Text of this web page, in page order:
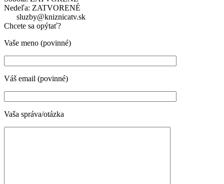
Nedeľa: ZATVORENÉ
sluzby@kniznicatv.sk
Chcete sa opýtať?
Vaše meno (povinné)
Váš email (povinné)
Vaša správa/otázka